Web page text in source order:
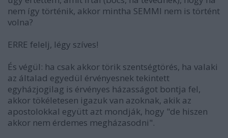
nem így történik, akkor mintha SEMMI nem is történt
volna?
ERRE felelj, légy szíves!
És végül: ha csak akkor törik szentségtörés, ha valaki
az általad egyedül érvényesnek tekintett
egyházjogilag is érvényes házasságot bontja fel,
akkor tökéletesen igazuk van azoknak, akik az
apostolokkal együtt azt mondják, hogy "de hiszen
akkor nem érdemes megházasodni".